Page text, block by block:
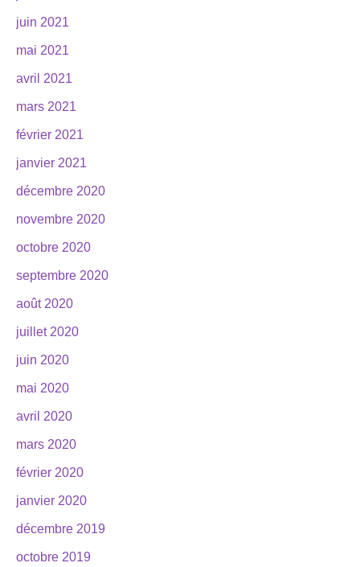
juin 2021
mai 2021
avril 2021
mars 2021
février 2021
janvier 2021
décembre 2020
novembre 2020
octobre 2020
septembre 2020
août 2020
juillet 2020
juin 2020
mai 2020
avril 2020
mars 2020
février 2020
janvier 2020
décembre 2019
octobre 2019